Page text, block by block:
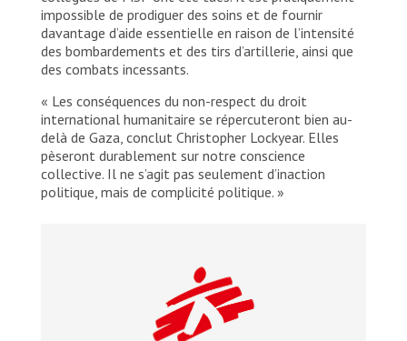
impossible de prodiguer des soins et de fournir
davantage d’aide essentielle en raison de l’intensité
des bombardements et des tirs d’artillerie, ainsi que
des combats incessants.
« Les conséquences du non-respect du droit
international humanitaire se répercuteront bien au-
delà de Gaza, conclut Christopher Lockyear. Elles
pèseront durablement sur notre conscience
collective. Il ne s’agit pas seulement d’inaction
politique, mais de complicité politique. »